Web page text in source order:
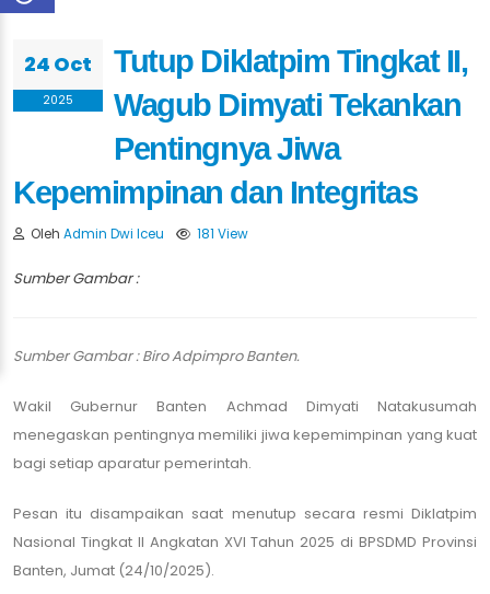
24 Oct
2025
Tutup Diklatpim Tingkat II,
Wagub Dimyati Tekankan
Pentingnya Jiwa
Kepemimpinan dan Integritas
Oleh Admin Dwi Iceu 181 View
Sumber Gambar :
Sumber Gambar : Biro Adpimpro Banten.
Wakil Gubernur Banten Achmad Dimyati Natakusumah
menegaskan pentingnya memiliki jiwa kepemimpinan yang kuat
bagi setiap aparatur pemerintah.
Pesan itu disampaikan saat menutup secara resmi Diklatpim
Nasional Tingkat II Angkatan XVI Tahun 2025 di BPSDMD Provinsi
Banten, Jumat (24/10/2025).